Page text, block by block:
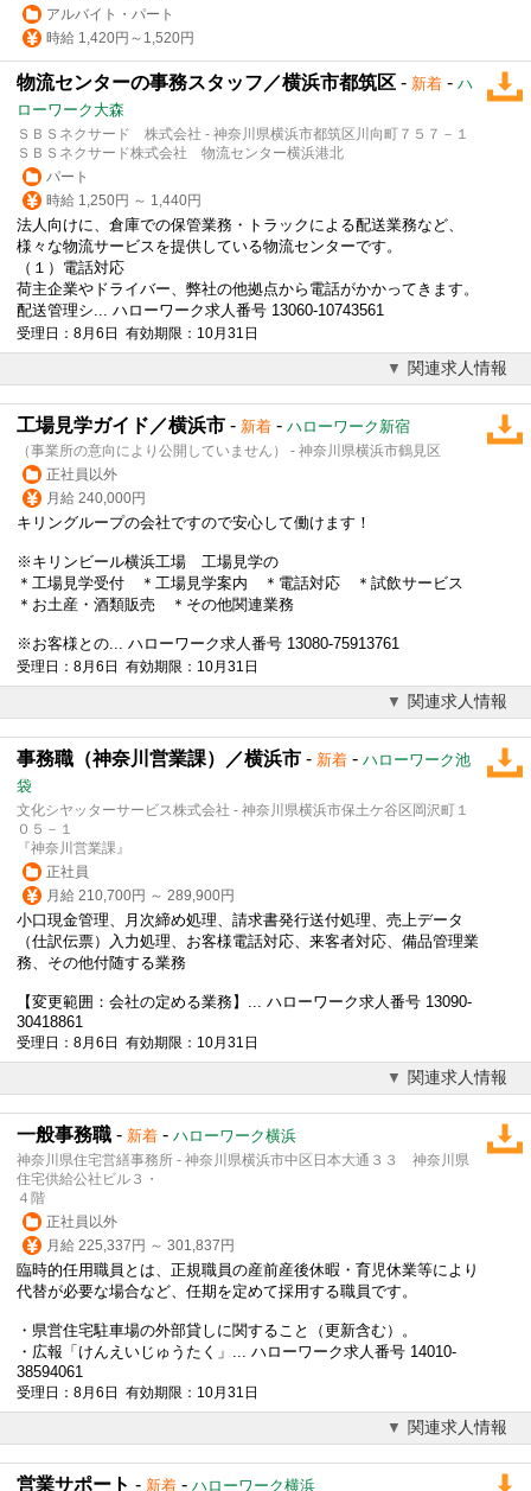
アルバイト・パート
時給 1,420円～1,520円
物流センターの事務スタッフ／横浜市都筑区 - 新着 - ハ
ローワーク大森
ＳＢＳネクサード 株式会社 - 神奈川県横浜市都筑区川向町７５７－１
ＳＢＳネクサード株式会社 物流センター横浜港北
パート
時給 1,250円 ～ 1,440円
法人向けに、倉庫での保管業務・トラックによる配送業務など、
様々な物流サービスを提供している物流センターです。
（１） 電話対応
荷主企業やドライバー、弊社の他拠点から電話がかかってきます。
配送管理シ... ハローワーク求人番号 13060-10743561
受理日：8月6日 有効期限：10月31日
関連求人情報
工場見学ガイド／横浜市 - 新着 - ハローワーク新宿
（事業所の意向により公開していません） - 神奈川県横浜市鶴見区
正社員以外
月給 240,000円
キリングループの会社ですので安心して働けます！
※キリンビール横浜工場 工場見学の
＊工場見学受付 ＊工場見学案内 ＊ 電話対応 ＊試飲サービス
＊お土産・酒類販売 ＊その他関連業務
※お客様との... ハローワーク求人番号 13080-75913761
受理日：8月6日 有効期限：10月31日
関連求人情報
事務職（神奈川営業課）／横浜市 - 新着 - ハローワーク池
袋
文化シヤッターサービス株式会社 - 神奈川県横浜市保土ケ谷区岡沢町１
０５－１
『神奈川営業課』
正社員
月給 210,700円 ～ 289,900円
小口現金管理、月次締め処理、請求書発行送付処理、売上データ
（仕訳伝票）入力処理、お客様電話対応 、来客者対応、備品管理業
務、その他付随する業務
【変更範囲：会社の定める業務】... ハローワーク求人番号 13090-
30418861
受理日：8月6日 有効期限：10月31日
関連求人情報
一般事務職 - 新着 - ハローワーク横浜
神奈川県住宅営繕事務所 - 神奈川県横浜市中区日本大通３３ 神奈川県
住宅供給公社ビル３・
４階
正社員以外
月給 225,337円 ～ 301,837円
臨時的任用職員とは、正規職員の産前産後休暇・育児休業等により
代替が必要な場合など、任期を定めて採用する職員です。
・県営住宅駐車場の外部貸しに関すること（更新含む）。
・広報「けんえいじゅうたく」... ハローワーク求人番号 14010-
38594061
受理日：8月6日 有効期限：10月31日
関連求人情報
営業サポート - 新着 - ハローワーク横浜